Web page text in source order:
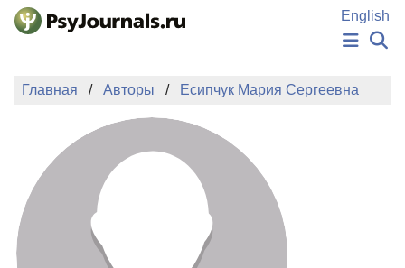
Перейти к основному содержанию
English
НОВОСТИ
АВТОРЫ
ПОДАТЬ РУКОПИСЬ
БАЗА ЗНАНИЙ
КЛЮЧЕВЫЕ СЛОВА
Регистрация
Главная Авторы Есипчук Мария Сергеевна